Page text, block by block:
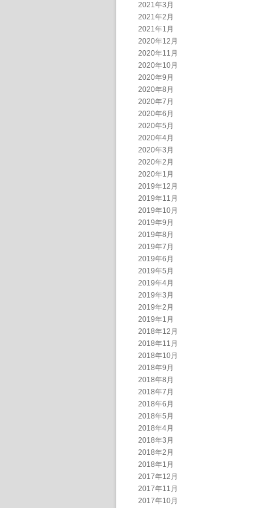
2021年3月
2021年2月
2021年1月
2020年12月
2020年11月
2020年10月
2020年9月
2020年8月
2020年7月
2020年6月
2020年5月
2020年4月
2020年3月
2020年2月
2020年1月
2019年12月
2019年11月
2019年10月
2019年9月
2019年8月
2019年7月
2019年6月
2019年5月
2019年4月
2019年3月
2019年2月
2019年1月
2018年12月
2018年11月
2018年10月
2018年9月
2018年8月
2018年7月
2018年6月
2018年5月
2018年4月
2018年3月
2018年2月
2018年1月
2017年12月
2017年11月
2017年10月